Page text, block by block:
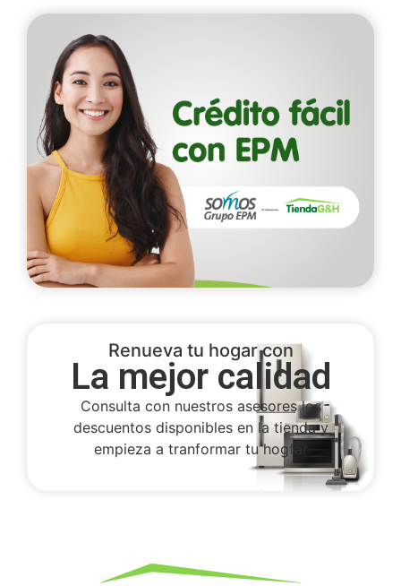
Renueva tu hogar con
La mejor calidad
Consulta con nuestros asesores los
descuentos disponibles en la tienda y
empieza a tranformar tu hogfar